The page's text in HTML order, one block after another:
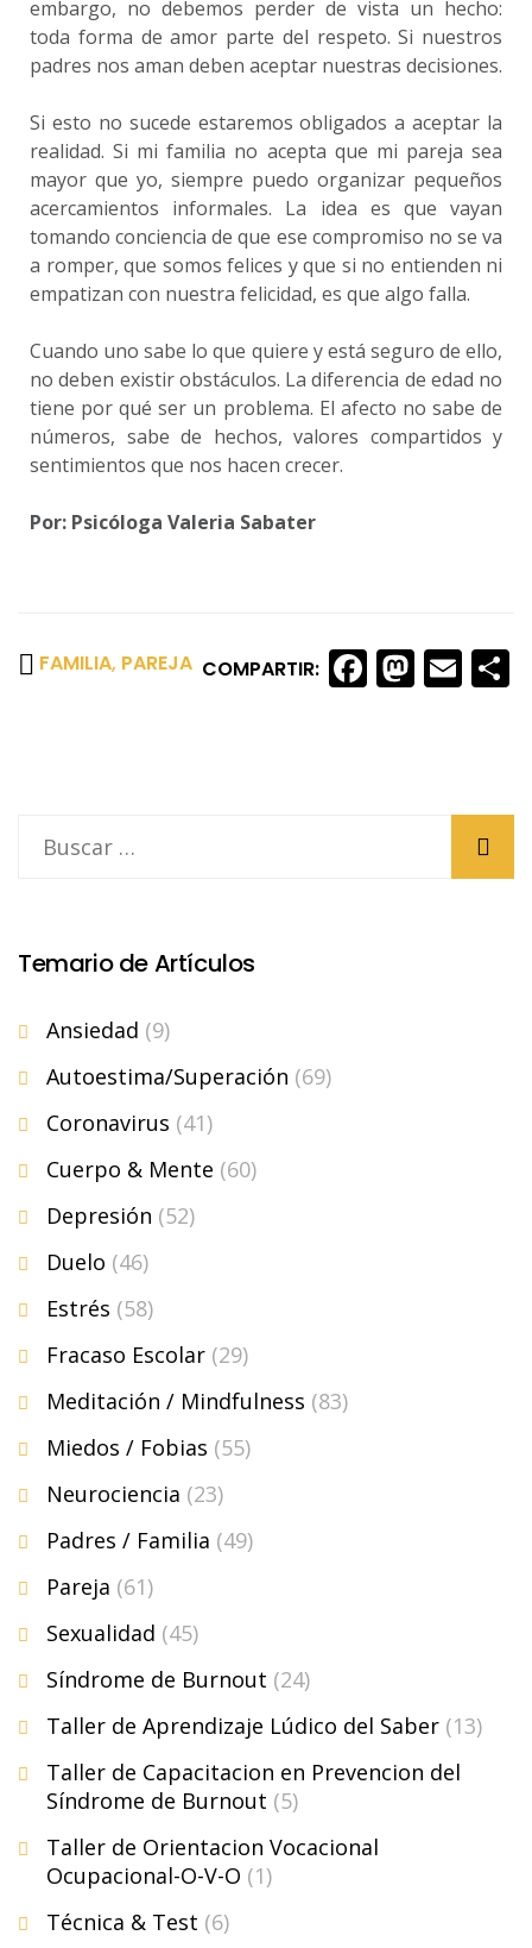
embargo, no debemos perder de vista un hecho:
toda forma de amor parte del respeto. Si nuestros
padres nos aman deben aceptar nuestras decisiones.
Si esto no sucede estaremos obligados a aceptar la
realidad. Si mi familia no acepta que mi pareja sea
mayor que yo, siempre puedo organizar pequeños
acercamientos informales. La idea es que vayan
tomando conciencia de que ese compromiso no se va
a romper, que somos felices y que si no entienden ni
empatizan con nuestra felicidad, es que algo falla.
Cuando uno sabe lo que quiere y está seguro de ello,
no deben existir obstáculos. La diferencia de edad no
tiene por qué ser un problema. El afecto no sabe de
números, sabe de hechos, valores compartidos y
sentimientos que nos hacen crecer.
Por: Psicóloga Valeria Sabater
FAMILIA, PAREJA COMPARTIR:
Temario de Artículos
Ansiedad (9)
Autoestima/Superación (69)
Coronavirus (41)
Cuerpo & Mente (60)
Depresión (52)
Duelo (46)
Estrés (58)
Fracaso Escolar (29)
Meditación / Mindfulness (83)
Miedos / Fobias (55)
Neurociencia (23)
Padres / Familia (49)
Pareja (61)
Sexualidad (45)
Síndrome de Burnout (24)
Taller de Aprendizaje Lúdico del Saber (13)
Taller de Capacitacion en Prevencion del
Síndrome de Burnout (5)
Taller de Orientacion Vocacional
Ocupacional-O-V-O (1)
Técnica & Test (6)